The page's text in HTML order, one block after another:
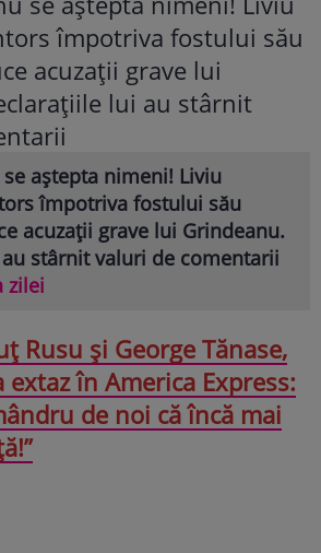
se aștepta nimeni! Liviu
împotriva fostului său
acuzații grave lui Grindeanu.
stârnit valuri de comentarii
zilei
Rusu și George Tănase,
extaz în America Express:
de noi că încă mai